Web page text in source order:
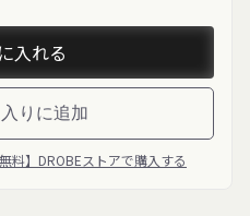
入れる
りに追加
料】DROBEストアで購入する